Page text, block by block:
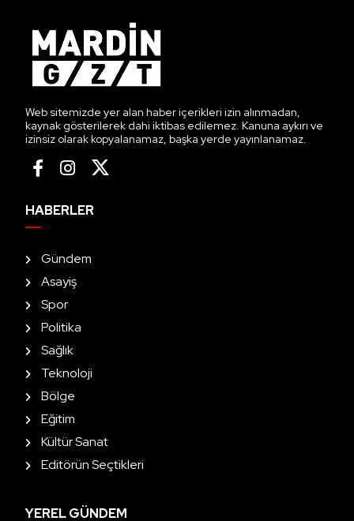
Web sitemizde yer alan haber içerikleri izin alınmadan,
kaynak gösterilerek dahi iktibas edilemez. Kanuna aykırı ve
izinsiz olarak kopyalanamaz, başka yerde yayınlanamaz.
HABERLER
Gündem
Asayiş
Spor
Politika
Sağlık
Teknoloji
Bölge
Eğitim
Kültür Sanat
Editörün Seçtikleri
YEREL GÜNDEM